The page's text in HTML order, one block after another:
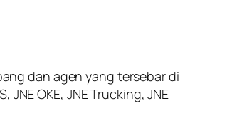
dan agen yang tersebar di
OKE, JNE Trucking, JNE